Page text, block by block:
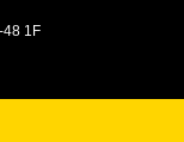
48 1F